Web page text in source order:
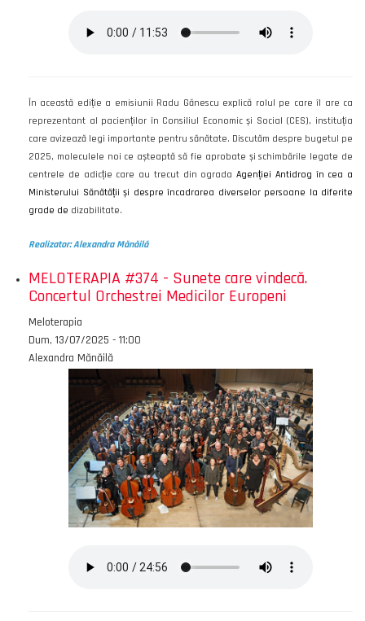
În această ediție a emisiunii Radu Gănescu explică rolul pe care îl are ca
reprezentant al pacienților în Consiliul Economic și Social (CES), instituția
care avizează legi importante pentru sănătate. Discutăm despre bugetul pe
2025, moleculele noi ce așteaptă să fie aprobate și schimbările legate de
centrele de adicție care au trecut din ograda Agenției Antidrog în cea a
Ministerului Sănătății și despre încadrarea diverselor persoane la diferite
grade de dizabilitate.
Realizator: Alexandra Mănăilă
MELOTERAPIA #374 - Sunete care vindecă.
Concertul Orchestrei Medicilor Europeni
Emisiunea
Meloterapia
Data
Dum, 13/07/2025 - 11:00
Autor
Alexandra Mănăilă